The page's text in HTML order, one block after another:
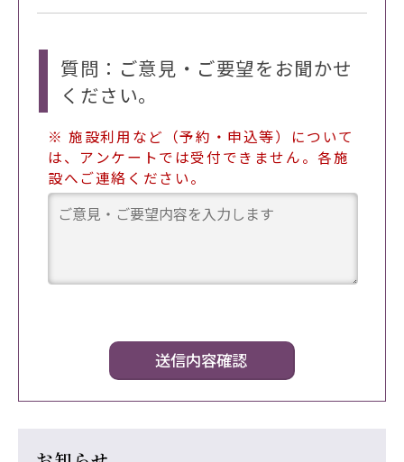
質問：ご意見・ご要望をお聞かせ
ください。
※ 施設利用など（予約・申込等）について
は、アンケートでは受付できません。各施
設へご連絡ください。